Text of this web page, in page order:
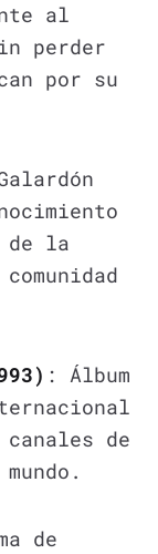
al
perder
por su
de la
: Álbum
de
de